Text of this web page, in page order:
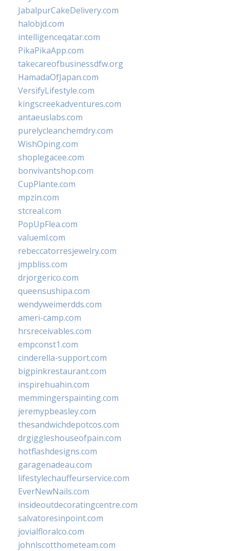
JabalpurCakeDelivery.com
halobjd.com
intelligenceqatar.com
PikaPikaApp.com
takecareofbusinessdfw.org
HamadaOfJapan.com
VersifyLifestyle.com
kingscreekadventures.com
antaeuslabs.com
purelycleanchemdry.com
WishOping.com
shoplegacee.com
bonvivantshop.com
CupPlante.com
mpzin.com
stcreal.com
PopUpFlea.com
valueml.com
rebeccatorresjewelry.com
jmpbliss.com
drjorgerico.com
queensushipa.com
wendyweimerdds.com
ameri-camp.com
hrsreceivables.com
empconst1.com
cinderella-support.com
bigpinkrestaurant.com
inspirehuahin.com
memmingerspainting.com
jeremypbeasley.com
thesandwichdepotcos.com
drgiggleshouseofpain.com
hotflashdesigns.com
garagenadeau.com
lifestylechauffeurservice.com
EverNewNails.com
insideoutdecoratingcentre.com
salvatoresinpoint.com
jovialfloralco.com
johnlscotthometeam.com